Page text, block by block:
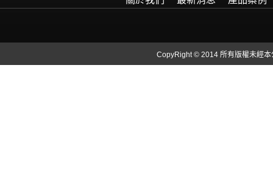
CopyRight © 2014 所有版權未經